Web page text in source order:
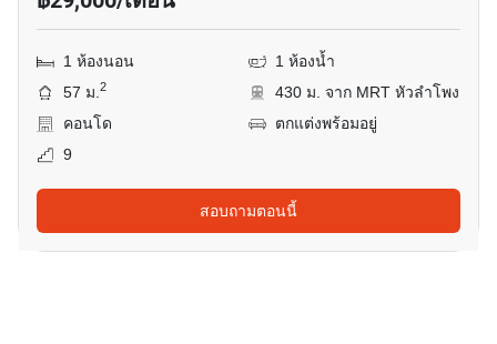
1 ห้องนอน
1 ห้องน้ำ
57 ม.2
430 ม. จาก MRT หัวลำโพง
คอนโด
ตกแต่งพร้อมอยู่
9
สอบถามตอนนี้